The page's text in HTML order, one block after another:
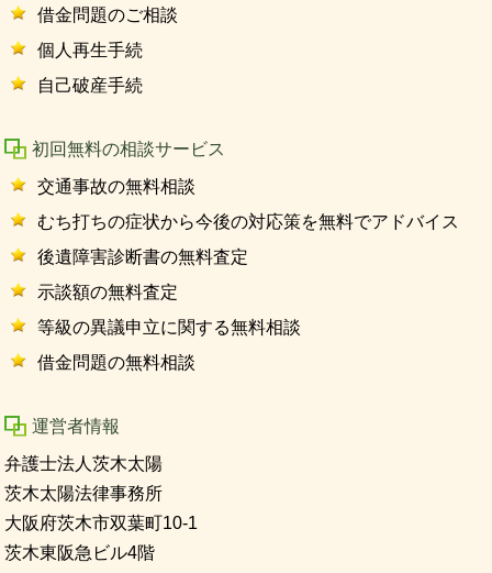
借金問題のご相談
個人再生手続
自己破産手続
初回無料の相談サービス
交通事故の無料相談
むち打ちの症状から今後の対応策を無料でアドバイス
後遺障害診断書の無料査定
示談額の無料査定
等級の異議申立に関する無料相談
借金問題の無料相談
運営者情報
弁護士法人茨木太陽
茨木太陽法律事務所
大阪府茨木市双葉町10-1
茨木東阪急ビル4階